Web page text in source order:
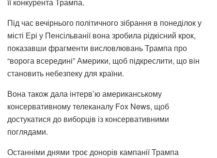
Під час вечірнього політичного зібрання в понеділок у
місті Ері у Пенсільванії вона зробила рідкісний крок,
показавши фрагменти висловлювань Трампа про
“ворога всередині” Америки, щоб підкреслити, що він
становить небезпеку для країни.
Вона також дала інтерв’ю американському
консервативному телеканалу Fox News, щоб
достукатися до виборців із консервативними
поглядами.
Останніми днями троє донорів кампанії Трампа